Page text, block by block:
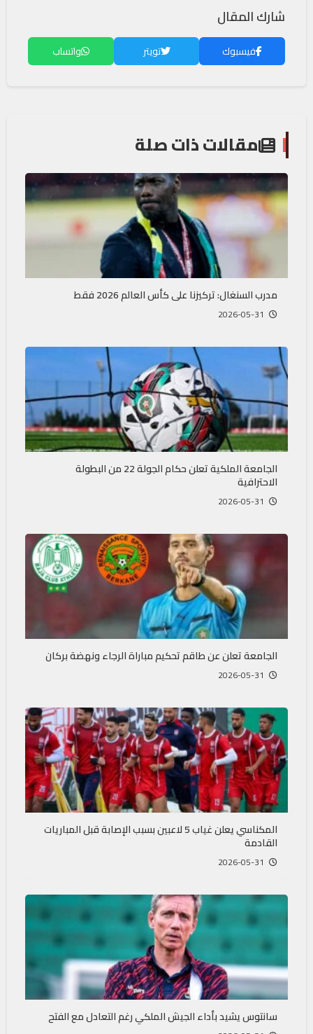
شارك المقال
فيسبوك تويتر واتساب
مقالات ذات صلة
مدرب السنغال: تركيزنا على كأس العالم 2026 فقط
الجامعة الملكية تعلن حكام الجولة 22 من البطولة
الاحترافية
الجامعة تعلن عن طاقم تحكيم مباراة الرجاء ونهضة بركان
المكناسي يعلن غياب 5 لاعبين بسبب الإصابة قبل المباريات
القادمة
سانتوس يشيد بأداء الجيش الملكي رغم التعادل مع الفتح